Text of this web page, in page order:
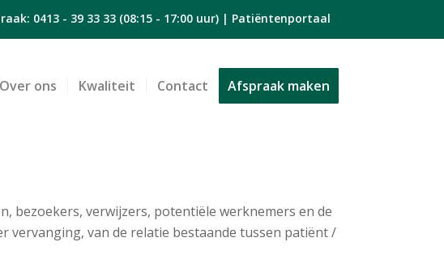
0413 - 39 33 33(08:15 - 17:00 uur) | Patiëntenportaal
Over ons Kwaliteit Contact Afspraak maken
bezoekers, verwijzers, potentiële werknemers en de
vervanging, van de relatie bestaande tussen patiënt /